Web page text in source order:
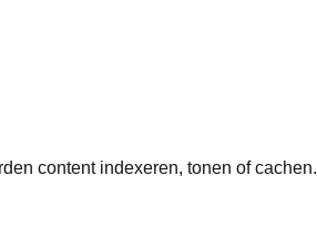
content indexeren, tonen of cachen.